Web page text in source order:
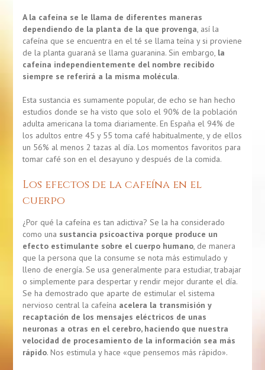
A la cafeína se le llama de diferentes maneras
dependiendo de la planta de la que provenga, así la
cafeína que se encuentra en el té se llama teína y si proviene
de la planta guaraná se llama guaranina. Sin embargo, la
cafeína independientemente del nombre recibido
siempre se referirá a la misma molécula.
Esta sustancia es sumamente popular, de echo se han hecho
estudios donde se ha visto que solo el 90% de la población
adulta americana la toma diariamente. En España el 94% de
los adultos entre 45 y 55 toma café habitualmente, y de ellos
un 56% al menos 2 tazas al día. Los momentos favoritos para
tomar café son en el desayuno y después de la comida.
Los efectos de la cafeína en el
cuerpo
¿Por qué la cafeína es tan adictiva? Se la ha considerado
como una sustancia psicoactiva porque produce un
efecto estimulante sobre el cuerpo humano, de manera
que la persona que la consume se nota más estimulado y
lleno de energía. Se usa generalmente para estudiar, trabajar
o simplemente para despertar y rendir mejor durante el día.
Se ha demostrado que aparte de estimular el sistema
nervioso central la cafeína acelera la transmisión y
recaptación de los mensajes eléctricos de unas
neuronas a otras en el cerebro, haciendo que nuestra
velocidad de procesamiento de la información sea más
rápido. Nos estimula y hace «que pensemos más rápido».